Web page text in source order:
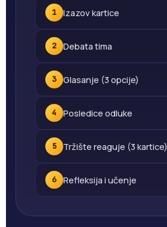
1 Izazov kartice
2 Debata tima
3 Glasanje (3 opcije)
4 Posledice odluke
5 Tržište reaguje (3 kartice)
6 Refleksija i učenje